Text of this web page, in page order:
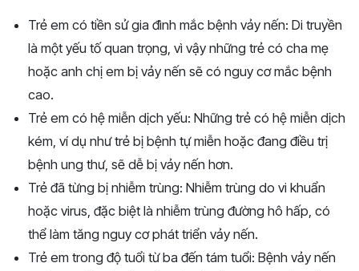
Trẻ em có tiền sử gia đình mắc bệnh vảy nến: Di truyền
là một yếu tố quan trọng, vì vậy những trẻ có cha mẹ
hoặc anh chị em bị vảy nến sẽ có nguy cơ mắc bệnh
cao.
Trẻ em có hệ miễn dịch yếu: Những trẻ có hệ miễn dịch
kém, ví dụ như trẻ bị bệnh tự miễn hoặc đang điều trị
bệnh ung thư, sẽ dễ bị vảy nến hơn.
Trẻ đã từng bị nhiễm trùng: Nhiễm trùng do vi khuẩn
hoặc virus, đặc biệt là nhiễm trùng đường hô hấp, có
thể làm tăng nguy cơ phát triển vảy nến.
Trẻ em trong độ tuổi từ ba đến tám tuổi: Bệnh vảy nến